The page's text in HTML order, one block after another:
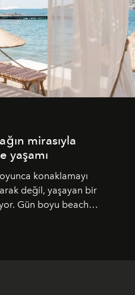
mirasıyla
yaşamı
konaklamayı
değil, yaşayan bir
Gün boyu beach